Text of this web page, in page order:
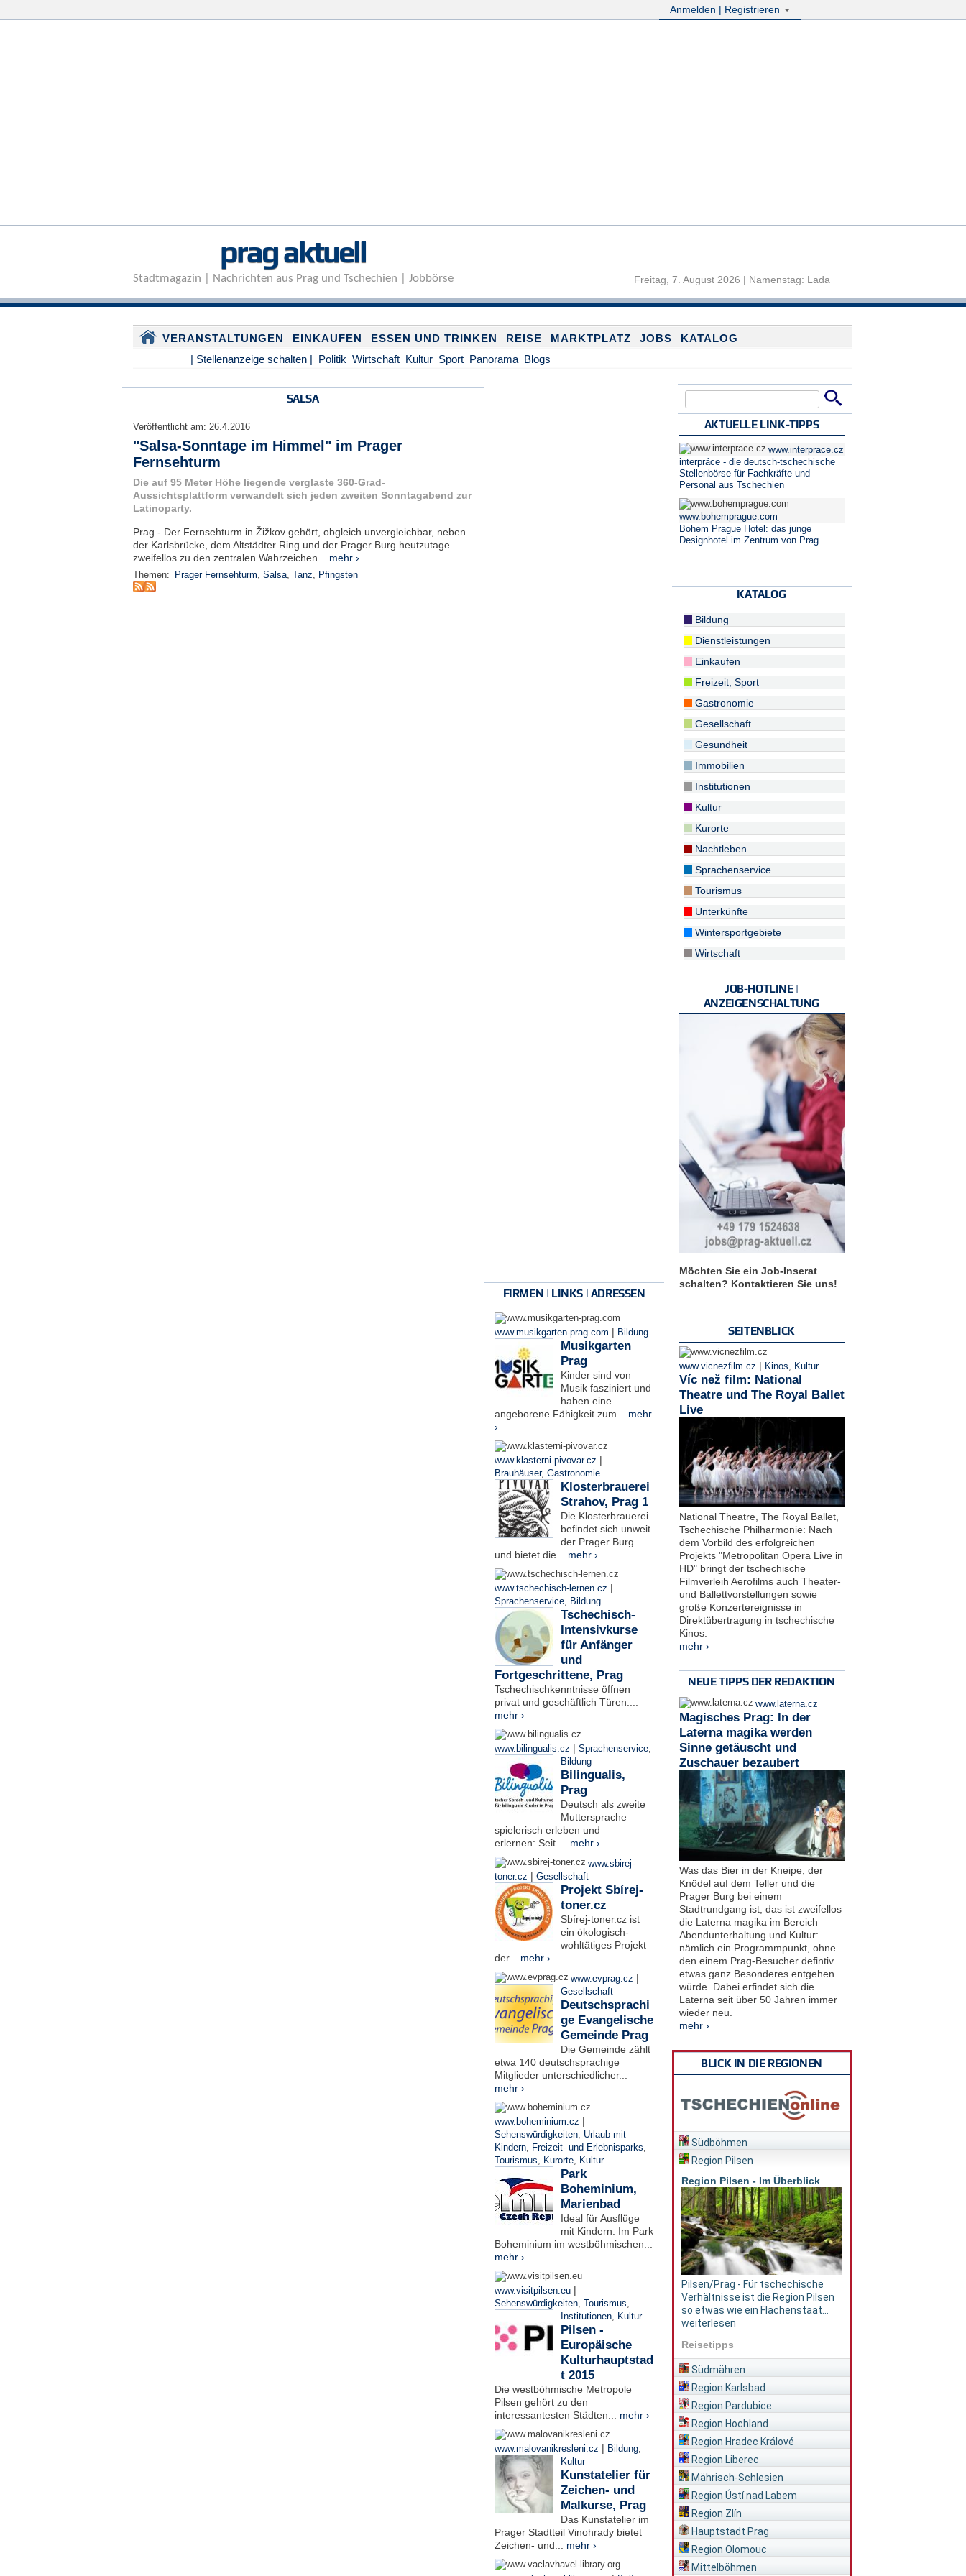
Anmelden | Registrieren
prag aktuell
Stadtmagazin | Nachrichten aus Prag und Tschechien | Jobbörse Freitag, 7. August 2026 | Namenstag: Lada
VERANSTALTUNGEN EINKAUFEN ESSEN UND TRINKEN REISE MARKTPLATZ JOBS
KATALOG
| Stellenanzeige schalten | Politik Wirtschaft Kultur Sport Panorama Blogs
SALSA
Veröffentlicht am: 26.4.2016
"Salsa-Sonntage im Himmel" im Prager
Fernsehturm
Die auf 95 Meter Höhe liegende verglaste 360-Grad-
Aussichtsplattform verwandelt sich jeden zweiten Sonntagabend zur
Latinoparty.
Prag - Der Fernsehturm in Žižkov gehört, obgleich unvergleichbar, neben
der Karlsbrücke, dem Altstädter Ring und der Prager Burg heutzutage
zweifellos zu den zentralen Wahrzeichen... mehr ›
Themen: Prager Fernsehturm, Salsa, Tanz, Pfingsten
FIRMEN | LINKS | ADRESSEN
www.musikgarten-prag.com | Bildung
Musikgarten
Prag
Kinder sind von
Musik fasziniert und
haben eine
angeborene Fähigkeit zum... mehr
›
www.klasterni-pivovar.cz |
Brauhäuser, Gastronomie
Klosterbrauerei
Strahov, Prag 1
Die Klosterbrauerei
befindet sich unweit
der Prager Burg
und bietet die... mehr ›
www.tschechisch-lernen.cz |
Sprachenservice, Bildung
Tschechisch-
Intensivkurse
für Anfänger
und
Fortgeschrittene, Prag
Tschechischkenntnisse öffnen
privat und geschäftlich Türen....
mehr ›
www.bilingualis.cz | Sprachenservice,
Bildung
Bilingualis,
Prag
Deutsch als zweite
Muttersprache
spielerisch erleben und
erlernen: Seit ... mehr ›
www.sbirej-
toner.cz | Gesellschaft
Projekt Sbírej-
toner.cz
Sbírej-toner.cz ist
ein ökologisch-
wohltätiges Projekt
der... mehr ›
www.evprag.cz |
Gesellschaft
Deutschsprachi
ge Evangelische
Gemeinde Prag
Die Gemeinde zählt
etwa 140 deutschsprachige
Mitglieder unterschiedlicher...
mehr ›
www.boheminium.cz |
Sehenswürdigkeiten, Urlaub mit
Kindern, Freizeit- und Erlebnisparks,
Tourismus, Kurorte, Kultur
Park
Boheminium,
Marienbad
Ideal für Ausflüge
mit Kindern: Im Park
Boheminium im westböhmischen...
mehr ›
www.visitpilsen.eu |
Sehenswürdigkeiten, Tourismus,
Institutionen, Kultur
Pilsen -
Europäische
Kulturhauptstad
t 2015
Die westböhmische Metropole
Pilsen gehört zu den
interessantesten Städten... mehr ›
www.malovanikresleni.cz | Bildung,
Kultur
Kunstatelier für
Zeichen- und
Malkurse, Prag
Das Kunstatelier im
Prager Stadtteil Vinohrady bietet
Zeichen- und... mehr ›
AKTUELLE LINK-TIPPS
www.interprace.cz
interpráce - die deutsch-tschechische
Stellenbörse für Fachkräfte und
Personal aus Tschechien
www.bohemprague.com
Bohem Prague Hotel: das junge
Designhotel im Zentrum von Prag
KATALOG
Bildung
Dienstleistungen
Einkaufen
Freizeit, Sport
Gastronomie
Gesellschaft
Gesundheit
Immobilien
Institutionen
Kultur
Kurorte
Nachtleben
Sprachenservice
Tourismus
Unterkünfte
Wintersportgebiete
Wirtschaft
JOB-HOTLINE |
ANZEIGENSCHALTUNG
Möchten Sie ein Job-Inserat
schalten? Kontaktieren Sie uns!
SEITENBLICK
www.vicnezfilm.cz | Kinos Kultur
Víc než film: National
Theatre und The Royal Ballet
Live
National Theatre, The Royal Ballet,
Tschechische Philharmonie: Nach
dem Vorbild des erfolgreichen
Projekts "Metropolitan Opera Live in
HD" bringt der tschechische
Filmverleih Aerofilms auch Theater-
und Ballettvorstellungen sowie
große Konzertereignisse in
Direktübertragung in tschechische
Kinos.
mehr ›
NEUE TIPPS DER REDAKTION
www.laterna.cz
Magisches Prag: In der
Laterna magika werden
Sinne getäuscht und
Zuschauer bezaubert
Was das Bier in der Kneipe, der
Knödel auf dem Teller und die
Prager Burg bei einem
Stadtrundgang ist, das ist zweifellos
die Laterna magika im Bereich
Abendunterhaltung und Kultur:
nämlich ein Programmpunkt, ohne
den einem Prag-Besucher defintiv
etwas ganz Besonderes entgehen
würde. Dabei erfindet sich die
Laterna seit über 50 Jahren immer
wieder neu.
mehr ›
BLICK IN DIE REGIONEN
Südböhmen
Region Pilsen
Region Pilsen - Im Überblick
Pilsen/Prag - Für tschechische
Verhältnisse ist die Region Pilsen
so etwas wie ein Flächenstaat...
weiterlesen
Reisetipps
Südmähren
Region Karlsbad
Region Pardubice
Region Hochland
Region Hradec Králové
Region Liberec
Mährisch-Schlesien
Region Ústí nad Labem
Region Zlín
Hauptstadt Prag
Region Olomouc
Mittelböhmen